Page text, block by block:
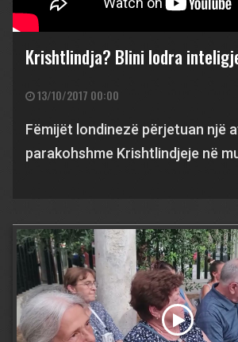
Krishtlindja? Blini lodra
13/10/2017 00:00
Fëmijët londinezë përjetuan një
parakohshme Krishtlindjeje në